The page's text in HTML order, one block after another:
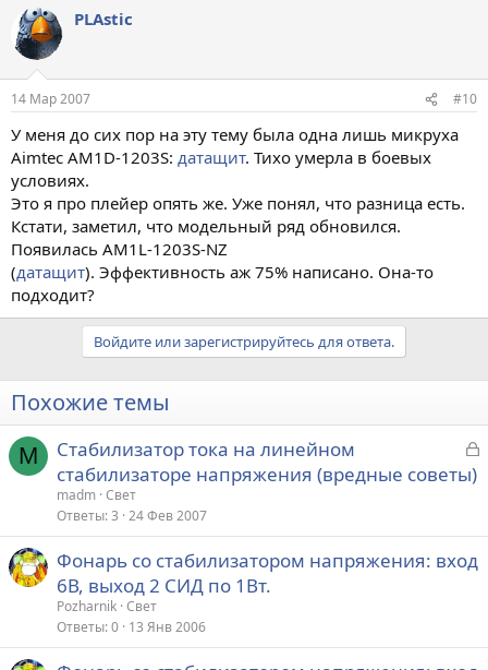
PLAstic
14 Мар 2007 #10
У меня до сих пор на эту тему была одна лишь микруха
Aimtec AM1D-1203S: датащит. Тихо умерла в боевых
условиях.
Это я про плейер опять же. Уже понял, что разница есть.
Кстати, заметил, что модельный ряд обновился.
Появилась AM1L-1203S-NZ
(датащит). Эффективность аж 75% написано. Она-то
подходит?
Войдите или зарегистрируйтесь для ответа.
Похожие темы
M
З
Стабилизатор тока на линейном
стабилизаторе напряжения (вредные советы)
madm Свет
Ответы 3 24 Фев 2007
Фонарь со стабилизатором напряжения: вход
6В, выход 2 СИД по 1Вт.
Pozharnik Свет
Ответы 0 13 Янв 2006